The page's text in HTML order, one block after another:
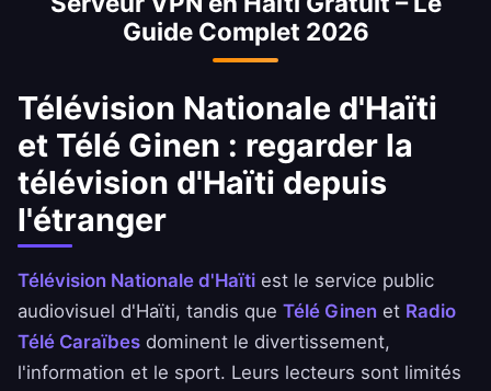
Guide Complet 2026
Télévision Nationale d'Haïti
et Télé Ginen : regarder la
télévision d'Haïti depuis
l'étranger
Télévision Nationale d'Haïti est le service public
audiovisuel d'Haïti, tandis que Télé Ginen et Radio
Télé Caraïbes dominent le divertissement,
l'information et le sport. Leurs lecteurs sont limités